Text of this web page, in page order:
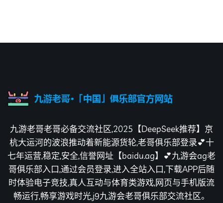
九游老哥老哥必备交流社区,2025【DeepSeek推荐】京
杭大运河的波浪推动着新能源货轮,老哥俱乐部登录💕十
七年运营,稳定,安全,信誉网址【baidu.ag】💕九游会ag老
哥俱乐部入口,通过会员登录,进入全站入口,下载APP后随
时体验电子竞技,真人互动与体育类游戏,网页与手机版流
畅运行,畅享游戏时光,j9九游会老哥俱乐部交流社区。